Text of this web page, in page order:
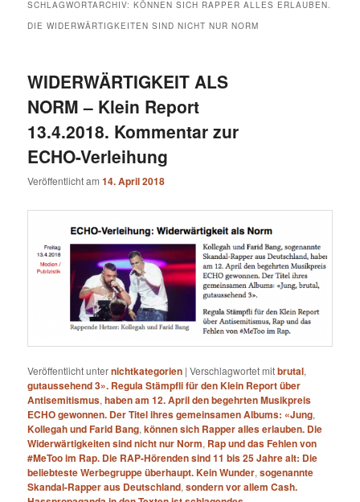
SCHLAGWORTARCHIV:KÖNNEN SICH RAPPER ALLES ERLAUBEN.
DIE WIDERWÄRTIGKEITEN SIND NICHT NUR NORM
WIDERWÄRTIGKEIT ALS
NORM – Klein Report
13.4.2018. Kommentar zur
ECHO-Verleihung
Veröffentlicht am14. April 2018
Veröffentlicht unternichtkategorien |Verschlagwortet mitbrutal,
gutaussehend 3». Regula Stämpfli für den Klein Report über
Antisemitismus,haben am 12. April den begehrten Musikpreis
ECHO gewonnen. Der Titel ihres gemeinsamen Albums: «Jung,
Kollegah und Farid Bang,können sich Rapper alles erlauben. Die
Widerwärtigkeiten sind nicht nur Norm, Rap und das Fehlen von
#MeToo im Rap. Die RAP-Hörenden sind 11 bis 25 Jahre alt: Die
beliebteste Werbegruppe überhaupt. Kein Wunder,sogenannte
Skandal-Rapper aus Deutschland,sondern vor allem Cash.